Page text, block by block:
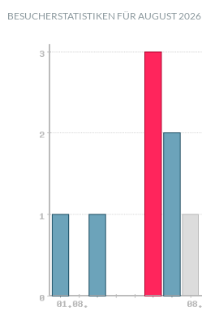
BESUCHERSTATISTIKEN FÜR AUGUST 2026